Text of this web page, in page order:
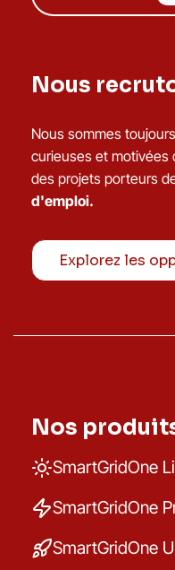
Nous
Nous sommes
curieuses et motivées
des projets porteurs
d'emploi.
Explorez les
Nos
SmartGridOne
SmartGridOne
SmartGridOne